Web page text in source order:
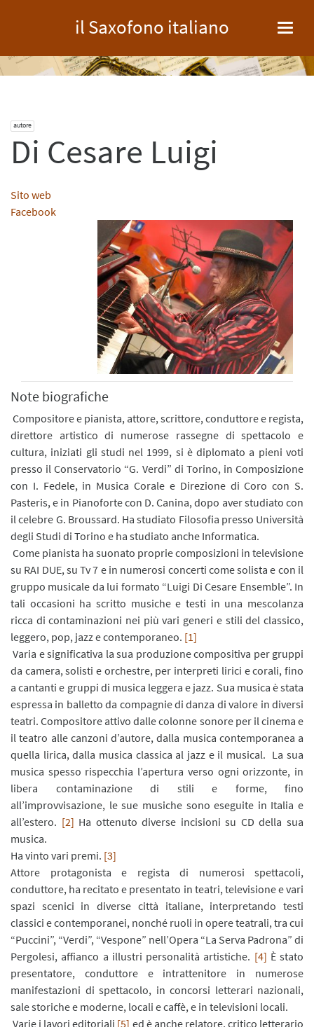
il Saxofono italiano
autore
Di Cesare Luigi
Sito web
Facebook
Note biografiche
Compositore e pianista, attore, scrittore, conduttore e regista,
direttore artistico di numerose rassegne di spettacolo e
cultura, iniziati gli studi nel 1999, si è diplomato a pieni voti
presso il Conservatorio “G. Verdi” di Torino, in Composizione
con I. Fedele, in Musica Corale e Direzione di Coro con S.
Pasteris, e in Pianoforte con D. Canina, dopo aver studiato con
il celebre G. Broussard. Ha studiato Filosofia presso Università
degli Studi di Torino e ha studiato anche Informatica.
Come pianista ha suonato proprie composizioni in televisione
su RAI DUE, su Tv 7 e in numerosi concerti come solista e con il
gruppo musicale da lui formato “Luigi Di Cesare Ensemble”. In
tali occasioni ha scritto musiche e testi in una mescolanza
ricca di contaminazioni nei più vari generi e stili del classico,
leggero, pop, jazz e contemporaneo. [1]
Varia e significativa la sua produzione compositiva per gruppi
da camera, solisti e orchestre, per interpreti lirici e corali, fino
a cantanti e gruppi di musica leggera e jazz. Sua musica è stata
espressa in balletto da compagnie di danza di valore in diversi
teatri. Compositore attivo dalle colonne sonore per il cinema e
il teatro alle canzoni d’autore, dalla musica contemporanea a
quella lirica, dalla musica classica al jazz e il musical. La sua
musica spesso rispecchia l’apertura verso ogni orizzonte, in
libera contaminazione di stili e forme, fino
all’improvvisazione, le sue musiche sono eseguite in Italia e
all’estero. [2] Ha ottenuto diverse incisioni su CD della sua
musica.
Ha vinto vari premi. [3]
Attore protagonista e regista di numerosi spettacoli,
conduttore, ha recitato e presentato in teatri, televisione e vari
spazi scenici in diverse città italiane, interpretando testi
classici e contemporanei, nonché ruoli in opere teatrali, tra cui
“Puccini”, “Verdi”, “Vespone” nell’Opera “La Serva Padrona” di
Pergolesi, affianco a illustri personalità artistiche. [4] È stato
presentatore, conduttore e intrattenitore in numerose
manifestazioni di spettacolo, in concorsi letterari nazionali,
sale storiche e moderne, locali e caffè, e in televisioni locali.
Varie i lavori editoriali [5] ed è anche relatore, critico letterario